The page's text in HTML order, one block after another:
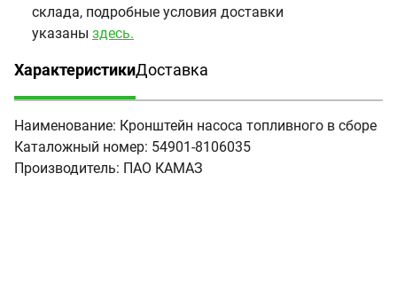
склада, подробные условия доставки
указаны здесь.
Характеристики
(активная вкладка)
Доставка
Наименование: Кронштейн насоса топливного в сборе
Каталожный номер: 54901-8106035
Производитель: ПАО КАМАЗ